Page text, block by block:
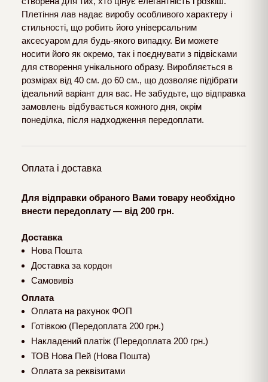
Плетіння лав надає виробу особливого характеру і
стильності, що робить його універсальним
аксесуаром для будь-якого випадку. Ви можете
носити його як окремо, так і поєднувати з підвісками
для створення унікального образу. Виробляється в
розмірах від 40 см. до 60 см., що дозволяє підібрати
ідеальний варіант для вас. Не забудьте, що відправка
замовлень відбувається кожного дня, окрім
понеділка, після надходження передоплати.
Оплата і доставка
Для відправки обраного Вами товару необхідно
внести передоплату — від 200 грн.
Доставка
Нова Пошта
Доставка за кордон
Самовивіз
Оплата
Оплата на рахунок ФОП
Готівкою (Передоплата 200 грн.)
Накладений платіж (Передоплата 200 грн.)
ТОВ Нова Пей (Нова Пошта)
Оплата за реквізитами